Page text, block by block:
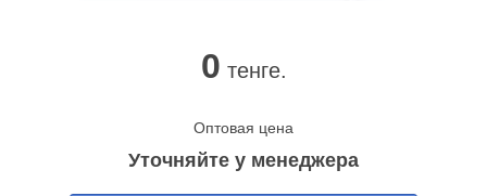
0 тенге.
Оптовая цена
Уточняйте у менеджера